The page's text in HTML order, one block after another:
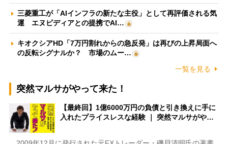
三菱重工が「AIインフラの新たな主役」として再評価される気
運 エヌビディアとの提携でAI…
キオクシアHD「7万円割れからの急反発」は再びの上昇局面へ
の反転シグナルか？ 市場のムー…
一覧を見る
突然マルサがやって来た！
【最終回】1億6000万円の負債と引き換えに手に
入れたプライスレスな経験 ｜ 突然マルサがや…